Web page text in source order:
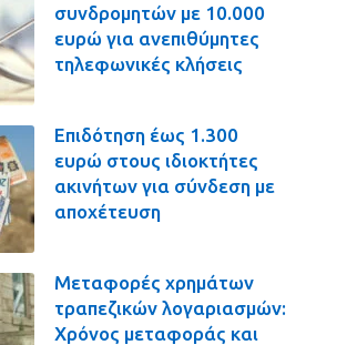
συνδρομητών με 10.000
ευρώ για ανεπιθύμητες
τηλεφωνικές κλήσεις
Επιδότηση έως 1.300
ευρώ στους ιδιοκτήτες
ακινήτων για σύνδεση με
αποχέτευση
Μεταφορές χρημάτων
τραπεζικών λογαριασμών:
Χρόνος μεταφοράς και